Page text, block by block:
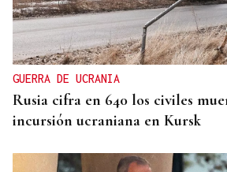
GUERRA DE UCRANIA
Rusia cifra en 640 los civiles
incursión ucraniana en Kursk